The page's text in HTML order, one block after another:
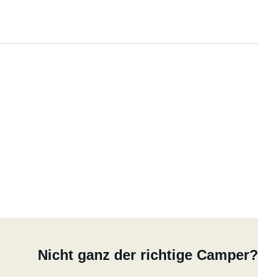
Nicht ganz der richtige Camper?